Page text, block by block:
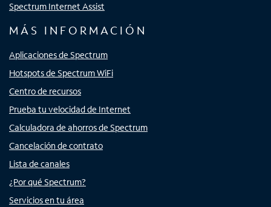
Spectrum Internet Assist
MÁS INFORMACIÓN
Aplicaciones de Spectrum
Hotspots de Spectrum WiFi
Centro de recursos
Prueba tu velocidad de Internet
Calculadora de ahorros de Spectrum
Cancelación de contrato
Lista de canales
¿Por qué Spectrum?
Servicios en tu área